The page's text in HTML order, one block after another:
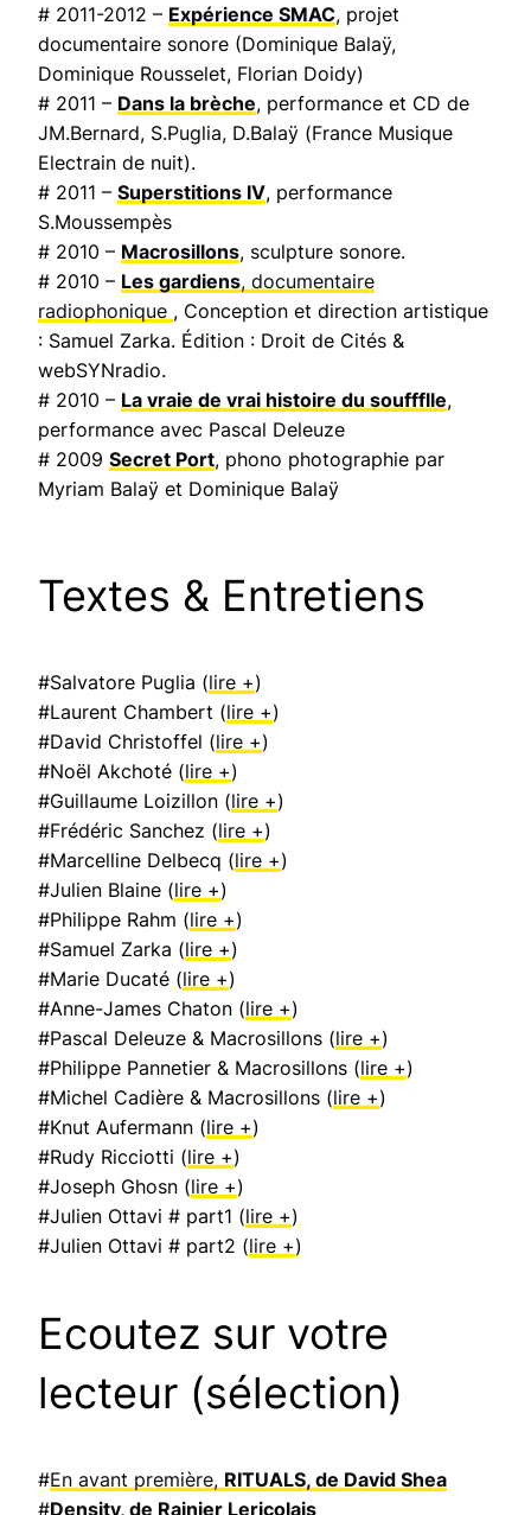
# 2011-2012 – Expérience SMAC, projet
documentaire sonore (Dominique Balaÿ,
Dominique Rousselet, Florian Doidy)
# 2011 – Dans la brèche, performance et CD de
JM.Bernard, S.Puglia, D.Balaÿ (France Musique
Electrain de nuit).
# 2011 – Superstitions IV, performance
S.Moussempès
# 2010 – Macrosillons, sculpture sonore.
# 2010 – Les gardiens, documentaire
radiophonique , Conception et direction artistique
: Samuel Zarka. Édition : Droit de Cités &
webSYNradio.
# 2010 – La vraie de vrai histoire du souffflle,
performance avec Pascal Deleuze
# 2009 Secret Port, phono photographie par
Myriam Balaÿ et Dominique Balaÿ
Textes & Entretiens
#Salvatore Puglia (lire +)
#Laurent Chambert (lire +)
#David Christoffel (lire +)
#Noël Akchoté (lire +)
#Guillaume Loizillon (lire +)
#Frédéric Sanchez (lire +)
#Marcelline Delbecq (lire +)
#Julien Blaine (lire +)
#Philippe Rahm (lire +)
#Samuel Zarka (lire +)
#Marie Ducaté (lire +)
#Anne-James Chaton (lire +)
#Pascal Deleuze & Macrosillons (lire +)
#Philippe Pannetier & Macrosillons (lire +)
#Michel Cadière & Macrosillons (lire +)
#Knut Aufermann (lire +)
#Rudy Ricciotti (lire +)
#Joseph Ghosn (lire +)
#Julien Ottavi # part1 (lire +)
#Julien Ottavi # part2 (lire +)
Ecoutez sur votre
lecteur (sélection)
#En avant première, RITUALS, de David Shea
#Density, de Rainier Lericolais